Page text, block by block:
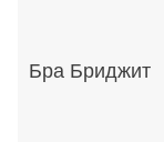
Бра Бриджит